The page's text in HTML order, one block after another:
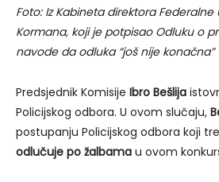
Foto: Iz Kabineta direktora
Kormana, koji je potpisao Odluku o
navode da odluka “još nije konačna”
Predsjednik Komisije Ibro Bešlija
Policijskog odbora. U ovom slučaju,
postupanju Policijskog odbora koji
odlučuje po žalbama u ovom